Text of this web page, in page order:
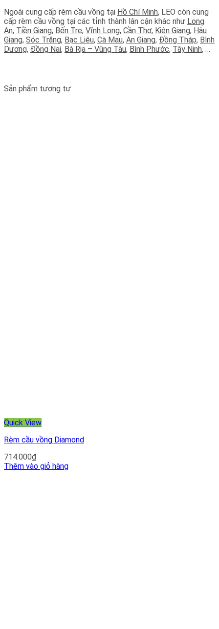
Ngoài cung cấp rèm cầu vồng tại Hồ Chí Minh, LEO còn cung
cấp rèm cầu vồng tại các tỉnh thành lân cận khác như Long
An, Tiền Giang, Bến Tre, Vĩnh Long, Cần Thơ, Kiên Giang, Hậu
Giang, Sóc Trăng, Bạc Liêu, Cà Mau, An Giang, Đồng Tháp, Bình
Dương, Đồng Nai, Bà Rịa – Vũng Tàu, Bình Phước, Tây Ninh, …
Sản phẩm tương tự
Quick View
Rèm cầu vồng Diamond
714.000₫
Thêm vào giỏ hàng